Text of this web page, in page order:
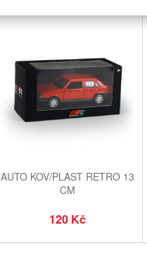
AUTO KOV/PLAST RETRO 13
CM
120 Kč